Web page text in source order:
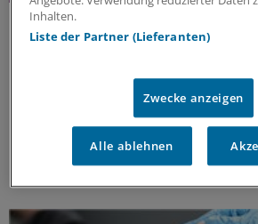
Politische Perspektive
Nationale Politik an Europas
Europas Gesundheitssicherheit
Zugang zu plasma‑basierten
Kostendämpfung kann Versorgung
gezielte Ausnahmen schützen
|CSL Behring GmbH
Inhalten.
Liste der Partner (Lieferanten)
Zwecke anzeigen
Alle ablehnen